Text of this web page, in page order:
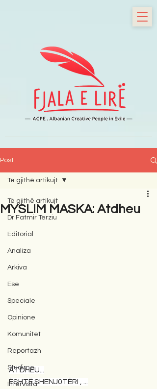
Post
Të gjithë artikujt
Dr Fatmir Terziu
Editorial
Analiza
Arkiva
Ese
Speciale
Opinione
Komunitet
Reportazh
Studime
Intervista
Të gjithë artikujt
MYSLIM MASKA: Atdheu
ATDHEU...
ËSHTË SHENJ0TËRI , ...